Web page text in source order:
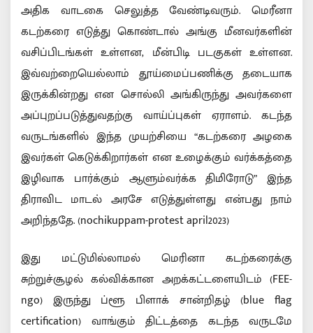
அதிக வாடகை செலுத்த வேண்டிவரும். மெரீனா
கடற்கரை எடுத்து கொண்டால் அங்கு மீனவர்களின்
வசிப்பிடங்கள் உள்ளன, மீன்பிடி படகுகள் உள்ளன.
இவ்வற்றையெல்லாம் தூய்மைப்பணிக்கு தடையாக
இருக்கின்றது என சொல்லி அங்கிருந்து அவர்களை
அப்புறப்படுத்துவதற்கு வாய்ப்புகள் ஏராளம். கடந்த
வருடங்களில் இந்த முயற்சியை “கடற்கரை அழகை
இவர்கள் கெடுக்கிறார்கள் என உழைக்கும் வர்க்கத்தை
இழிவாக பார்க்கும் ஆளும்வர்க்க திமிரோடு” இந்த
திராவிட மாடல் அரசே எடுத்துள்ளது என்பது நாம்
அறிந்ததே. (nochikuppam-protest april2023)
இது மட்டுமில்லாமல் மெரினா கடற்கரைக்கு
சுற்றுச்சூழல் கல்விக்கான அறக்கட்டளையிடம் (FEE-
ngo) இருந்து ப்ளூ பிளாக் சான்றிதழ் (blue flag
certification) வாங்கும் திட்டத்தை கடந்த வருடமே